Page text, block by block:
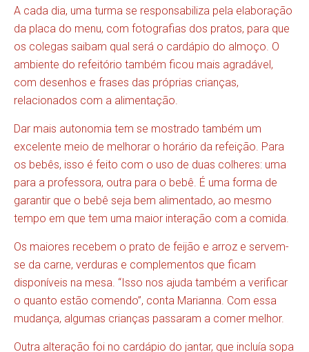
A cada dia, uma turma se responsabiliza pela elaboração
da placa do menu, com fotografias dos pratos, para que
os colegas saibam qual será o cardápio do almoço. O
ambiente do refeitório também ficou mais agradável,
com desenhos e frases das próprias crianças,
relacionados com a alimentação.
Dar mais autonomia tem se mostrado também um
excelente meio de melhorar o horário da refeição. Para
os bebês, isso é feito com o uso de duas colheres: uma
para a professora, outra para o bebê. É uma forma de
garantir que o bebê seja bem alimentado, ao mesmo
tempo em que tem uma maior interação com a comida.
Os maiores recebem o prato de feijão e arroz e servem-
se da carne, verduras e complementos que ficam
disponíveis na mesa. “Isso nos ajuda também a verificar
o quanto estão comendo”, conta Marianna. Com essa
mudança, algumas crianças passaram a comer melhor.
Outra alteração foi no cardápio do jantar, que incluía sopa